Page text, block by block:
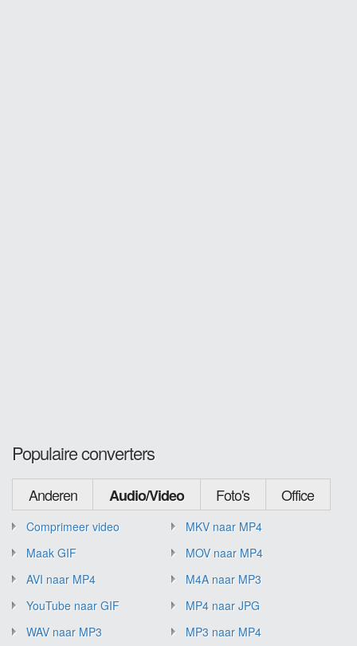
Populaire converters
Anderen Audio/Video Foto's Office
Comprimeer video
MKV naar MP4
Maak GIF
MOV naar MP4
AVI naar MP4
M4A naar MP3
YouTube naar GIF
MP4 naar JPG
WAV naar MP3
MP3 naar MP4